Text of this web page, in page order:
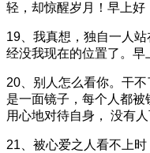
轻，却惊醒岁月！早上好
19、我真想，独自一人
经没我现在的位置了。早
20、别人怎么看你。干
是一面镜子，每个人都
用心地对待自身， 没有
21、被心爱之人看不上